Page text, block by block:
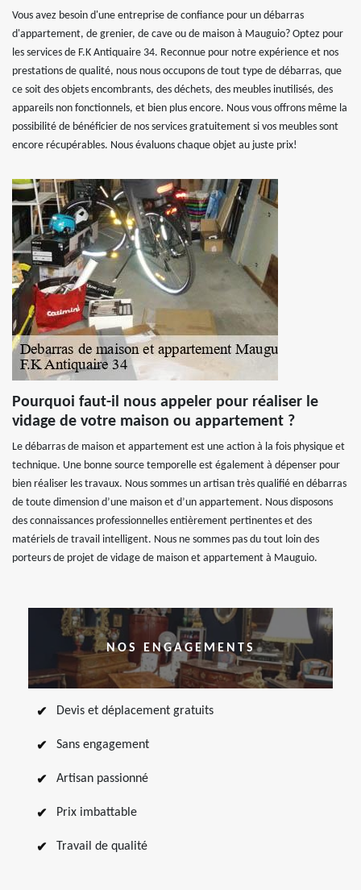
Vous avez besoin d'une entreprise de confiance pour un débarras
d'appartement, de grenier, de cave ou de maison à Mauguio? Optez pour
les services de F.K Antiquaire 34. Reconnue pour notre expérience et nos
prestations de qualité, nous nous occupons de tout type de débarras, que
ce soit des objets encombrants, des déchets, des meubles inutilisés, des
appareils non fonctionnels, et bien plus encore. Nous vous offrons même la
possibilité de bénéficier de nos services gratuitement si vos meubles sont
encore récupérables. Nous évaluons chaque objet au juste prix!
Pourquoi faut-il nous appeler pour réaliser le
vidage de votre maison ou appartement ?
Le débarras de maison et appartement est une action à la fois physique et
technique. Une bonne source temporelle est également à dépenser pour
bien réaliser les travaux. Nous sommes un artisan très qualifié en débarras
de toute dimension d’une maison et d’un appartement. Nous disposons
des connaissances professionnelles entièrement pertinentes et des
matériels de travail intelligent. Nous ne sommes pas du tout loin des
porteurs de projet de vidage de maison et appartement à Mauguio.
NOS ENGAGEMENTS
Devis et déplacement gratuits
Sans engagement
Artisan passionné
Prix imbattable
Travail de qualité